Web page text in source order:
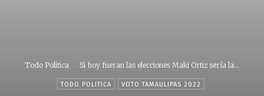
Todo Politica Si hoy fueran las elecciones Maki Ortiz sería la...
TODO POLITICA VOTO TAMAULIPAS 2022